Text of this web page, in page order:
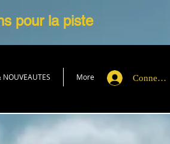
pour la piste
NOUVEAUTES More Connexion